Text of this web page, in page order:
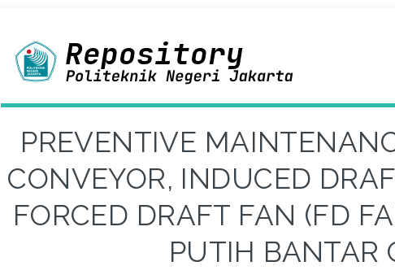
PREVENTIVE
CONVEYOR, INDUCED
FORCED DRAFT FAN (FD
PUTIH BANTAR
Toggle